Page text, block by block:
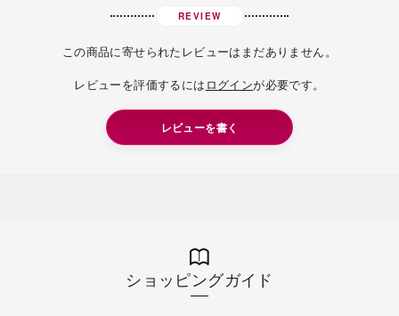
REVIEW
この商品に寄せられたレビューはまだありません。
レビューを評価するには ログインが必要です。
レビューを書く
ショッピングガイド